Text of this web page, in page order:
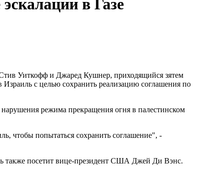
в Газе
Уиткофф и Джаред Кушнер, приходящийся зятем
с целью сохранить реализацию соглашения по
режима прекращения огня в палестинском
чтобы попытаться сохранить соглашение", -
также посетит вице-президент США Джей Ди Вэнс.